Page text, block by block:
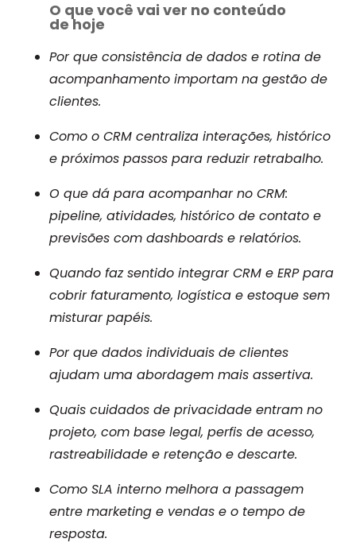
O que você vai ver no conteúdo
de hoje
Por que consistência de dados e rotina de
acompanhamento importam na gestão de
clientes.
Como o CRM centraliza interações, histórico
e próximos passos para reduzir retrabalho.
O que dá para acompanhar no CRM:
pipeline, atividades, histórico de contato e
previsões com dashboards e relatórios.
Quando faz sentido integrar CRM e ERP para
cobrir faturamento, logística e estoque sem
misturar papéis.
Por que dados individuais de clientes
ajudam uma abordagem mais assertiva.
Quais cuidados de privacidade entram no
projeto, com base legal, perfis de acesso,
rastreabilidade e retenção e descarte.
Como SLA interno melhora a passagem
entre marketing e vendas e o tempo de
resposta.